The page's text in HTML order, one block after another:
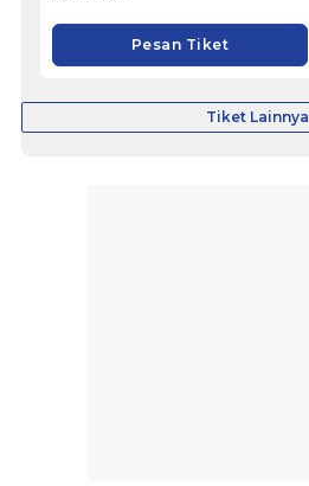
Pesan Tiket
Tiket Lainnya